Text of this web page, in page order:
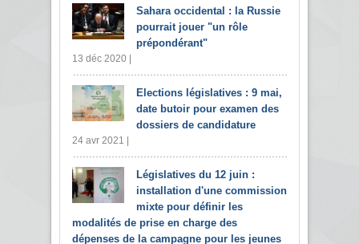
Sahara occidental : la Russie
pourrait jouer "un rôle
prépondérant"
13 déc 2020 |
Elections législatives : 9 mai,
date butoir pour examen des
dossiers de candidature
24 avr 2021 |
Législatives du 12 juin :
installation d'une commission
mixte pour définir les
modalités de prise en charge des
dépenses de la campagne pour les jeunes